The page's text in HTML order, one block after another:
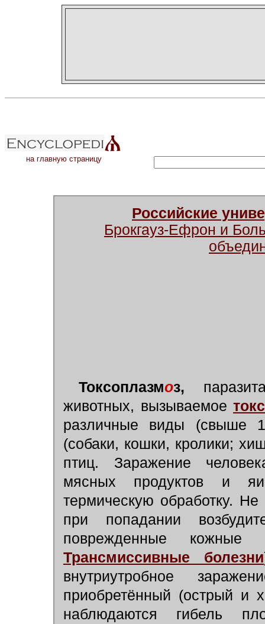
на главную страницу
Российские
Брокгауз-Ефрон и
Токсоплазмоз,
животных, вызываемое
различные виды (свыше
(собаки, кошки, кролики;
птиц. Заражение
мясных продуктов и
термическую обработку.
при попадании
поврежденные кожные
Трансмиссивные болезни
внутриутробное
приобретённый (острый и
наблюдаются гибель